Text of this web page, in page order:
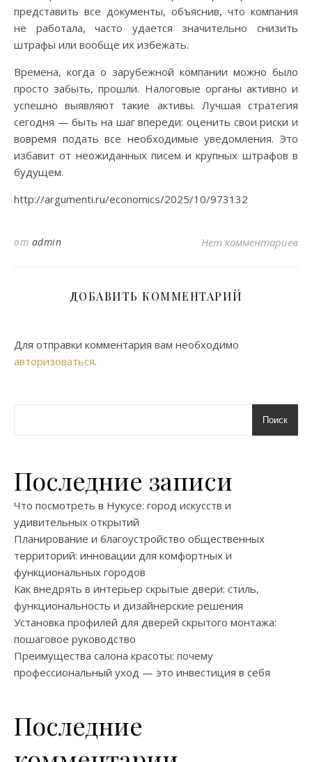
представить все документы, объяснив, что компания
не работала, часто удается значительно снизить
штрафы или вообще их избежать.
Времена, когда о зарубежной компании можно было
просто забыть, прошли. Налоговые органы активно и
успешно выявляют такие активы. Лучшая стратегия
сегодня — быть на шаг впереди: оценить свои риски и
вовремя подать все необходимые уведомления. Это
избавит от неожиданных писем и крупных штрафов в
будущем.
http://argumenti.ru/economics/2025/10/973132
от admin Нет комментариев
ДОБАВИТЬ КОММЕНТАРИЙ
Для отправки комментария вам необходимо
авторизоваться.
Поиск
Последние записи
Что посмотреть в Нукусе: город искусств и
удивительных открытий
Планирование и благоустройство общественных
территорий: инновации для комфортных и
функциональных городов
Как внедрять в интерьер скрытые двери: стиль,
функциональность и дизайнерские решения
Установка профилей для дверей скрытого монтажа:
пошаговое руководство
Преимущества салона красоты: почему
профессиональный уход — это инвестиция в себя
Последние